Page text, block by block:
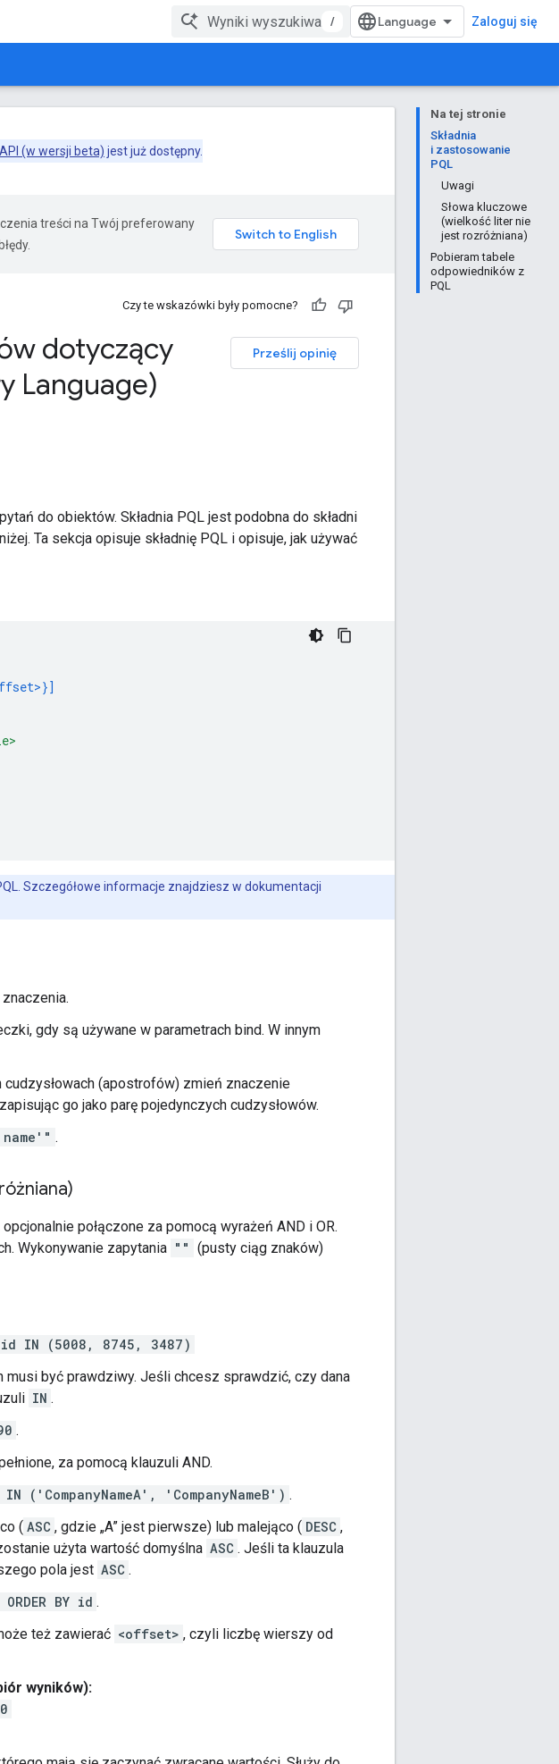
/ Zaloguj się
Na tej stronie
Składnia
i zastosowanie
PQL
Uwagi
Słowa kluczowe
(wielkość liter nie
jest rozróżniana)
Pobieram tabele
odpowiedników z
PQL
(w wersji beta) jest już dostępny.
treści na Twój preferowany
Czy te wskazówki były pomocne?
Prześlij opinię
dotyczący
Language)
do obiektów. Składnia PQL jest podobna do składni
Ta sekcja opisuje składnię PQL i opisuje, jak używać
Szczegółowe informacje znajdziesz w dokumentacji
gdy są używane w parametrach bind. W innym
(apostrofów) zmień znaczenie
go jako parę pojedynczych cudzysłowów.
.
połączone za pomocą wyrażeń AND i OR.
Wykonywanie zapytania "" (pusty ciąg znaków)
id IN (5008, 8745, 3487)
musi być prawdziwy. Jeśli chcesz sprawdzić, czy dana
IN .
.
za pomocą klauzuli AND.
IN ('CompanyNameA', 'CompanyNameB') .
( ASC , gdzie „A” jest pierwsze) lub malejąco ( DESC ,
użyta wartość domyślna ASC . Jeśli ta klauzula
pola jest ASC .
BY id .
też zawierać <offset> , czyli liczbę wierszy od
wyników):